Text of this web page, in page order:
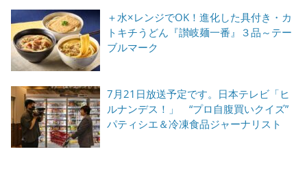
＋水×レンジでOK！進化した具付き・カ
トキチうどん『讃岐麺一番』３品～テー
ブルマーク
7月21日放送予定です。日本テレビ「ヒ
ルナンデス！」 “プロ自腹買いクイズ”
パティシエ＆冷凍食品ジャーナリスト